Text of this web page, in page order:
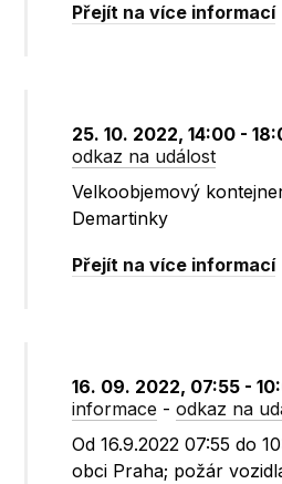
Přejít na více informací
25. 10. 2022, 14:00 -
odkaz na událost
Velkoobjemový
Demartinky
Přejít na více informací
16. 09. 2022, 07:55 -
informace -odkaz na
Od 16.9.2022 07:55 do
obci Praha; požár